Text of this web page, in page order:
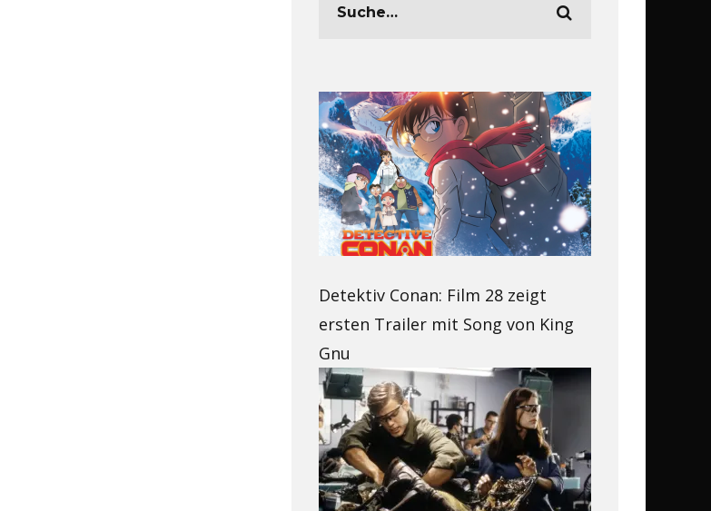
Detektiv Conan: Film 28 zeigt
ersten Trailer mit Song von King
Gnu